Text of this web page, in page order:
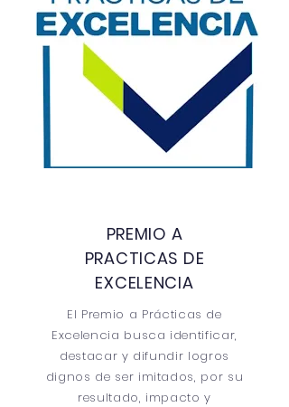
PREMIO A
PRACTICAS DE
EXCELENCIA
El Premio a Prácticas de
Excelencia busca identificar,
destacar y difundir logros
dignos de ser imitados, por su
resultado, impacto y